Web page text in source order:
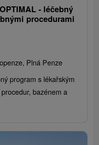
- léčebný
procedurami
Plná Penze
program s lékařským
bazénem a